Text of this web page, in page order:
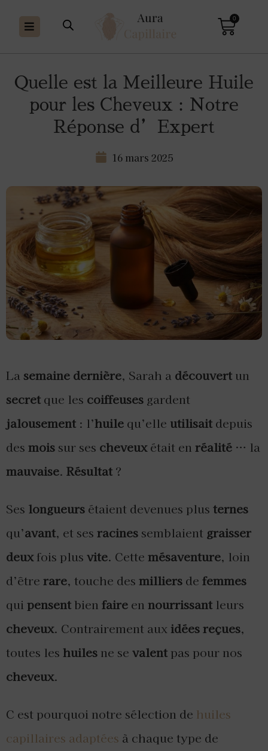
0
Quelle est la Meilleure Huile
pour les Cheveux : Notre
Réponse d’Expert
16 mars 2025
La semaine dernière, Sarah a découvert un
secret que les coiffeuses gardent
jalousement : l’huile qu’elle utilisait depuis
des moissur ses cheveuxétait en réalité … la
mauvaise. Résultat ?
Ses longueurs étaient devenues plus ternes
qu’avant, et ses racinessemblaient graisser
deuxfois plus vite. Cette mésaventure, loin
d’être rare, touche des milliers de femmes
qui pensent bien faire en nourrissant leurs
cheveux. Contrairement aux idéesreçues,
toutes les huiles ne se valent pas pour nos
cheveux.
C est pourquoi notre sélection de huiles
capillaires adaptées à chaque type de